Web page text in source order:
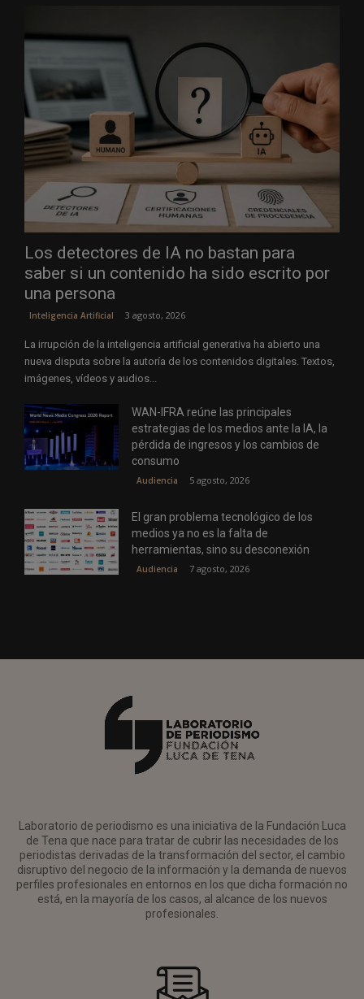
Los detectores de IA no bastan para
saber si un contenido ha sido escrito por
una persona
Inteligencia Artificial 3 agosto, 2026
La irrupción de la inteligencia artificial generativa ha abierto una
nueva disputa sobre la autoría de los contenidos digitales. Textos,
imágenes, vídeos y audios...
WAN-IFRA reúne las principales
estrategias de los medios ante la IA, la
pérdida de ingresos y los cambios de
consumo
Audiencia 5 agosto, 2026
El gran problema tecnológico de los
medios ya no es la falta de
herramientas, sino su desconexión
Audiencia 7 agosto, 2026
Laboratorio de periodismo es una iniciativa de la Fundación Luca
de Tena que nace para tratar de cubrir las necesidades de los
periodistas derivadas de la transformación del sector, el cambio
disruptivo del negocio de la información y la demanda de nuevos
perfiles profesionales en entornos en los que dicha formación no
está, en la mayoría de los casos, al alcance de los nuevos
profesionales.